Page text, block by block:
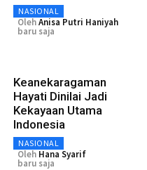
NASIONAL
OlehAnisa Putri Haniyah
baru saja
Keanekaragaman
Hayati Dinilai Jadi
Kekayaan Utama
Indonesia
NASIONAL
Oleh Hana Syarif
baru saja